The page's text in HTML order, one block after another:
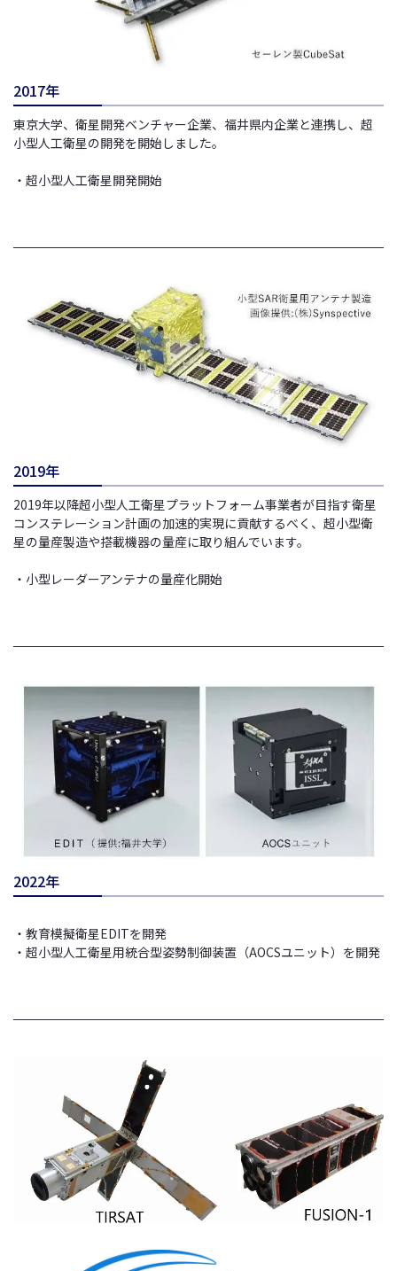
2017年
東京大学、衛星開発ベンチャー企業、福井県内企業と連携し、超
小型人工衛星の開発を開始しました。
・超小型人工衛星開発開始
2019年
2019年以降超小型人工衛星プラットフォーム事業者が目指す衛星
コンステレーション計画の加速的実現に貢献するべく、超小型衛
星の量産製造や搭載機器の量産に取り組んでいます。
・小型レーダーアンテナの量産化開始
2022年
・教育模擬衛星EDITを開発
・超小型人工衛星用統合型姿勢制御装置（AOCSユニット）を開発